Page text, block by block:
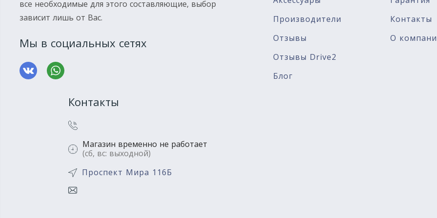
все необходимые для этого составляющие, выбор
зависит лишь от Вас.
Мы в социальных сетях
Производители
Отзывы
Отзывы Drive2
Блог
Контакты
О
Контакты
Магазин временно не работает
(сб, вс: выходной)
Проспект Мира 116Б